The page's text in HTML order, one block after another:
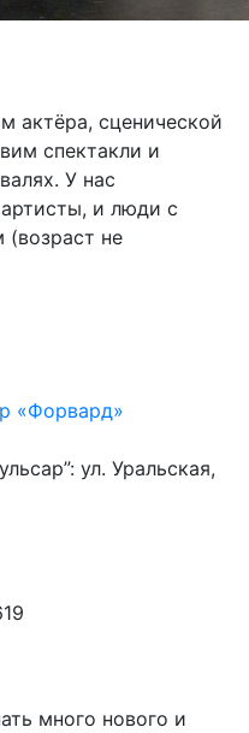
актёра, сценической
спектакли и
У нас
и люди с
не
«Форвард»
ул. Уральская,
много нового и